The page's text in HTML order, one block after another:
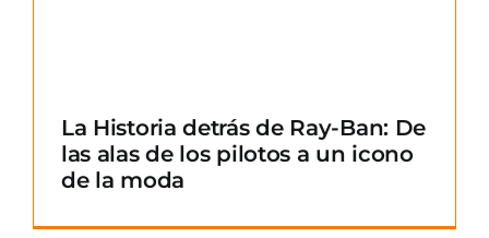
La Historia detrás de Ray-Ban: De
las alas de los pilotos a un icono
de la moda